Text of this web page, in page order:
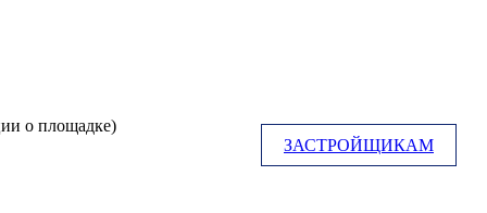
о площадке)
ЗАСТРОЙЩИКАМ